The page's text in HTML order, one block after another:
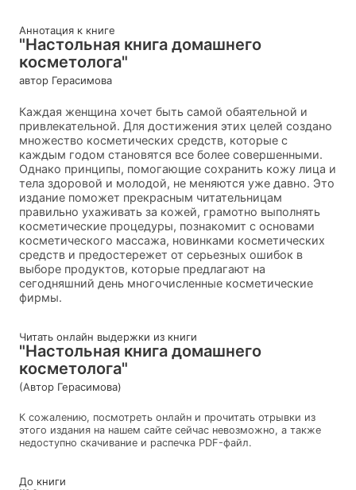
Аннотация к книге
"Настольная книга домашнего
косметолога"
автор Герасимова
Каждая женщина хочет быть самой обаятельной и
привлекательной. Для достижения этих целей создано
множество косметических средств, которые с
каждым годом становятся все более совершенными.
Однако принципы, помогающие сохранить кожу лица и
тела здоровой и молодой, не меняются уже давно. Это
издание поможет прекрасным читательницам
правильно ухаживать за кожей, грамотно выполнять
косметические процедуры, познакомит с основами
косметического массажа, новинками косметических
средств и предостережет от серьезных ошибок в
выборе продуктов, которые предлагают на
сегодняшний день многочисленные косметические
фирмы.
Читать онлайн выдержки из книги
"Настольная книга домашнего
косметолога"
(Автор Герасимова)
К сожалению, посмотреть онлайн и прочитать отрывки из
этого издания на нашем сайте сейчас невозможно, а также
недоступно скачивание и распечка PDF-файл.
До книги